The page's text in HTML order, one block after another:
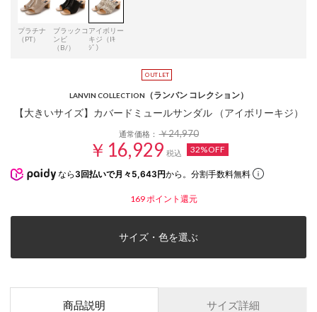
プラチナ
（PT）
ブラックコ
ンビ
（B/）
アイボリー
キジ（Iｷ
ｼﾞ）
LANVIN COLLECTION （ランバン コレクション）
【大きいサイズ】カバードミュールサンダル （アイボリーキジ）
通常価格：￥24,970
￥16,929 税込 32%OFF
なら 3回払いで月々5,643円から。分割手数料無料
169 ポイント還元
サイズ・色を選ぶ
商品説明 サイズ詳細